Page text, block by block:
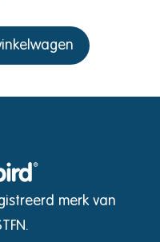
merk van